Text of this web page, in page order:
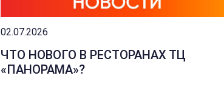
02.07.2026
ЧТО НОВОГО В РЕСТОРАНАХ ТЦ
«ПАНОРАМА»?